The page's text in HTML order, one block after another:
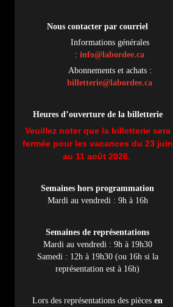
Nous contacter par courriel
Informations générales
: info@labordee.ca
Abonnements et achats :
billetterie@labordee.ca
Heures d’ouverture de la billetterie
Veuillez noter que la billetterie sera
fermée pour les vacances du 23 juin
au 11 août 2026.
Semaines hors programmation
Mardi au vendredi : 9h à 16h
Semaines de représentations
Mardi au vendredi : 9h à 19h30
Samedi : 12h à 19h30 (ou 16h si la
représentation est à 16h)
Lors des représentations des pièces en